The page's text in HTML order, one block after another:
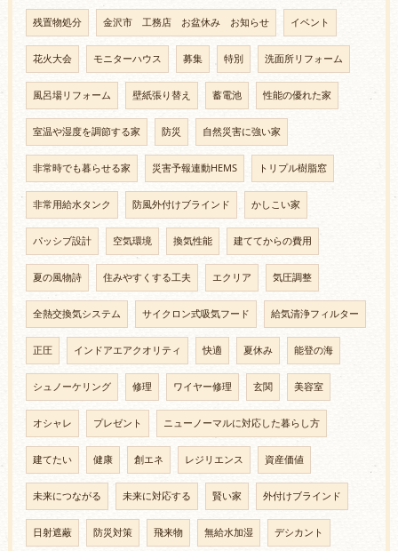
残置物処分 金沢市 工務店 お盆休み お知らせ イベント
花火大会 モニターハウス 募集 特別 洗面所リフォーム
風呂場リフォーム 壁紙張り替え 蓄電池 性能の優れた家
室温や湿度を調節する家 防災 自然災害に強い家
非常時でも暮らせる家 災害予報連動HEMS トリプル樹脂窓
非常用給水タンク 防風外付けブラインド かしこい家
パッシブ設計 空気環境 換気性能 建ててからの費用
夏の風物詩 住みやすくする工夫 エクリア 気圧調整
全熱交換気システム サイクロン式吸気フード 給気清浄フィルター
正圧 インドアエアクオリティ 快適 夏休み 能登の海
シュノーケリング 修理 ワイヤー修理 玄関 美容室
オシャレ プレゼント ニューノーマルに対応した暮らし方
建てたい 健康 創エネ レジリエンス 資産価値
未来につながる 未来に対応する 賢い家 外付けブラインド
日射遮蔽 防災対策 飛来物 無給水加湿 デシカント